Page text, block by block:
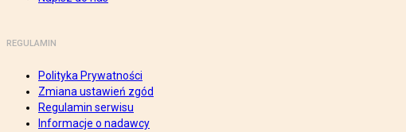
REGULAMIN
Polityka Prywatności
Zmiana ustawień zgód
Regulamin serwisu
Informacje o nadawcy